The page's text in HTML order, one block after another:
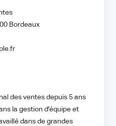
Bordeaux
des ventes depuis 5 ans
la gestion d'équipe et
dans de grandes